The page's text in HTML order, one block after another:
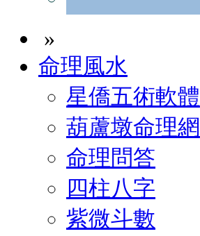
»
命理風水
星僑五術軟體
葫蘆墩命理網
命理問答
四柱八字
紫微斗數